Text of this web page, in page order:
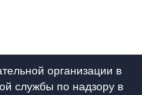
организации в
службы по надзору в